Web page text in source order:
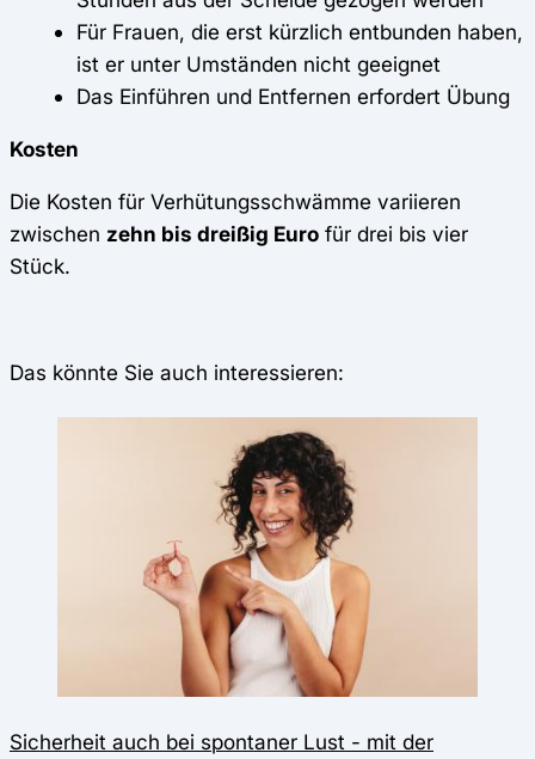
Für Frauen, die erst kürzlich entbunden haben,
ist er unter Umständen nicht geeignet
Das Einführen und Entfernen erfordert Übung
Kosten
Die Kosten für Verhütungsschwämme variieren
zwischen zehn bis dreißig Euro für drei bis vier
Stück.
Das könnte Sie auch interessieren:
Sicherheit auch bei spontaner Lust - mit der